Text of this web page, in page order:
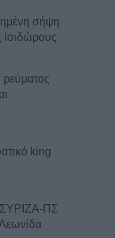
σήψη
Ισιδώρους
king
ΣΥΡΙΖΑ-ΠΣ